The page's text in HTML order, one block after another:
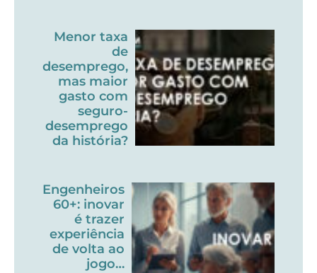
Menor taxa
de
desemprego,
mas maior
gasto com
seguro-
desemprego
da história?
Engenheiros
60+: inovar
é trazer
experiência
de volta ao
jogo…